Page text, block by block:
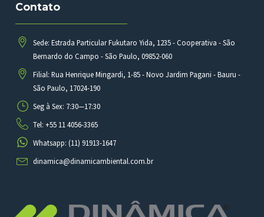
Contato
Sede: Estrada Particular Fukutaro Yida, 1235 - Cooperativa - São
Bernardo do Campo - São Paulo, 09852-060
Filial: Rua Henrique Mingardi, 1-85 - Novo Jardim Pagani - Bauru -
São Paulo, 17024-190
Seg à Sex: 7:30—17:30
Tel: +55 11 4056-3365
Whatsapp: (11) 91913-1647
dinamica@dinamicambiental.com.br